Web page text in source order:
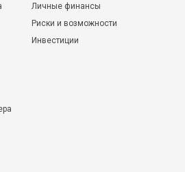
Личные финансы
Риски и возможности
Инвестиции